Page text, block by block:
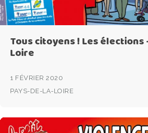
Tous citoyens ! Les élections
Loire
1 FÉVRIER 2020
PAYS-DE-LA-LOIRE